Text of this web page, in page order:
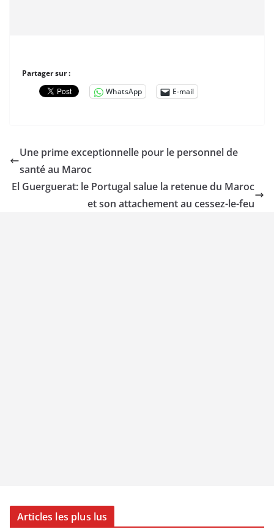
Partager sur :
WhatsApp
E-mail
Une prime exceptionnelle pour le personnel de
santé au Maroc
El Guerguerat: le Portugal salue la retenue du Maroc
et son attachement au cessez-le-feu
Articles les plus lus